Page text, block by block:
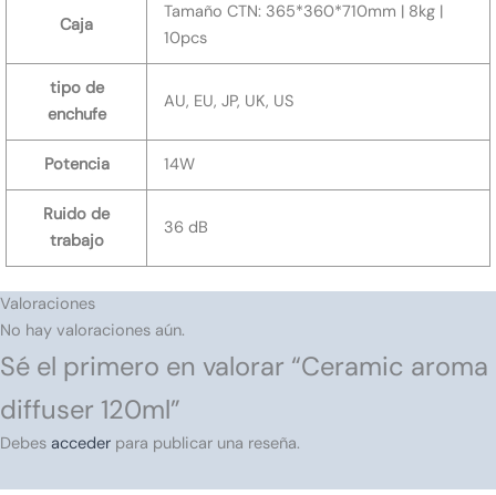
Caja
Tamaño CTN: 365*360*710mm | 8kg |
10pcs
tipo de
enchufe
AU, EU, JP, UK, US
Potencia 14W
Ruido de
trabajo
36 dB
Valoraciones
No hay valoraciones aún.
Sé el primero en valorar “Ceramic aroma
diffuser 120ml”
Debes acceder para publicar una reseña.